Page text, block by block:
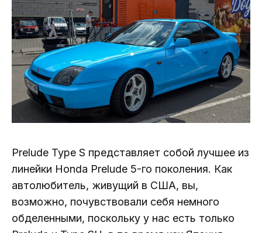
Prelude Type S представляет собой лучшее из
линейки Honda Prelude 5-го поколения. Как
автолюбитель, живущий в США, вы,
возможно, почувствовали себя немного
обделенными, поскольку у нас есть только